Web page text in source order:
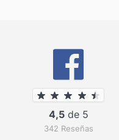
4,5de 5
342 Reseñas